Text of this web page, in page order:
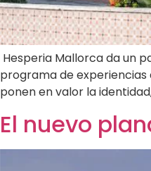
Hesperia Mallorca da un
programa de
ponen en valor la
El nuevo